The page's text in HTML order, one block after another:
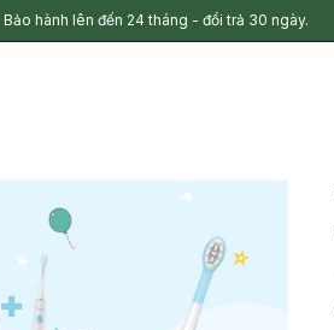
Bảo hành lên đến 24 tháng - đổi trả 30 ngày.